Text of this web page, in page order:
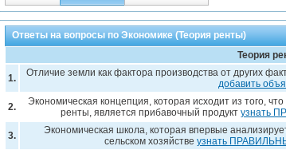
Ответы на вопросы по Экономике (Теория ренты)
Теория
1. Отличие земли как фактора производства от других
добавить
2.
Экономическая концепция, которая исходит из того,
ренты, является прибавочный продукт узнать
3.
Экономическая школа, которая впервые
сельском хозяйстве узнать